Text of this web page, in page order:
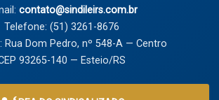
contato@sindileirs.com.br
Telefone: (51) 3261-8676
Rua Dom Pedro, nº 548-A — Centro
93265-140 — Esteio/RS